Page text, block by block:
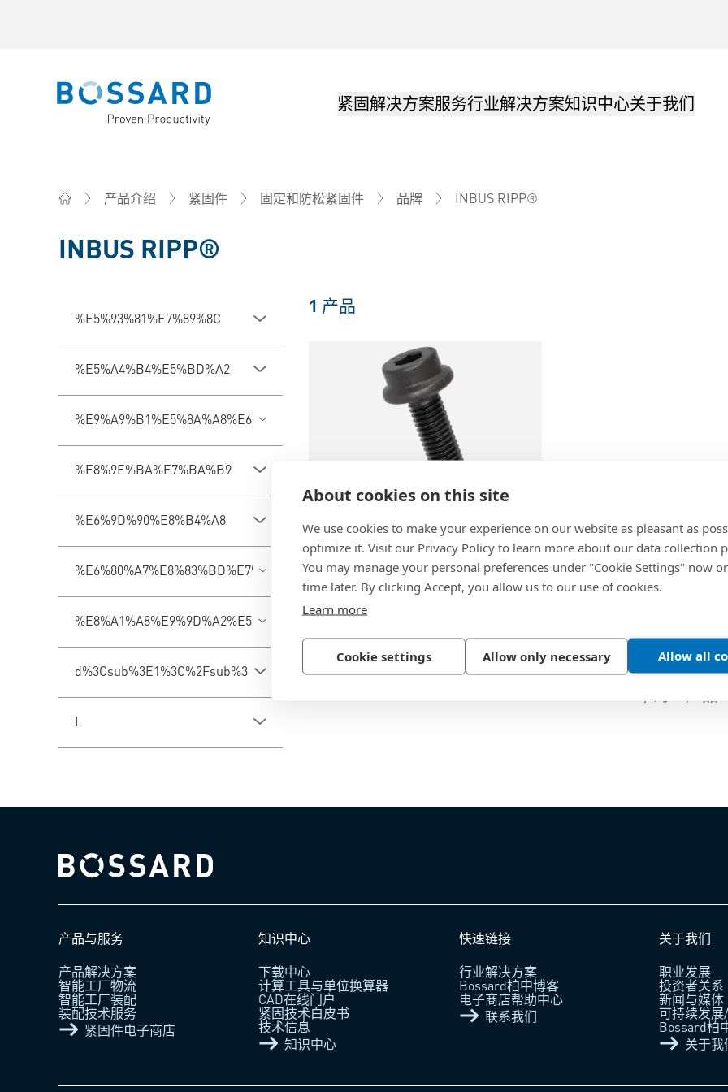
About cookies on this site
We use cookies to make your experience on our website as pleasant as
optimize it. Visit our Privacy Policy to learn more about our data collection
You may manage your personal preferences under "Cookie Settings" now
time later. By clicking Accept, you allow us to our use of cookies.
Learn more
Cookie settings Allow only necessary Allow all
Bossard homepage 紧固解决方案服务行业解决方案知识中心关于我们
产品介绍 紧固件 固定和防松紧固件 品牌 INBUS RIPP®
INBUS RIPP®
%E5%93%81%E7%89%8C
%E5%A4%B4%E5%BD%A2
%E9%A9%B1%E5%8A%A8%E6%A7%BD%E5%9E%8B
%E8%9E%BA%E7%BA%B9
%E6%9D%90%E8%B4%A8
%E6%80%A7%E8%83%BD%E7%AD%89%E7%BA%A7
%E8%A1%A8%E9%9D%A2%E5%A4%84%E7%90%86
d%3Csub%3E1%3C%2Fsub%3E
L
1 产品
BN 3873
INBUS RIPP®-内六角圆柱头法兰
面锯齿锁紧螺钉 部分 / 全螺纹
钢, 发黑
Bossard homepage
产品与服务
产品解决方案
智能工厂物流
智能工厂装配
装配技术服务
紧固件电子商店
知识中心
下载中心
计算工具与单位换算器
CAD在线门户
紧固技术白皮书
技术信息
知识中心
快速链接
行业解决方案
Bossard柏中博客
电子商店帮助中心
联系我们
关于我们
职业发展
投资者关系
新闻与媒体
可持续发展
Bossard柏
关于我